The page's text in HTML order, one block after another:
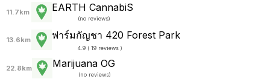
11.7km EARTH CannabiS
(no reviews)
13.6km ฟาร์มกัญชา 420 Forest Park
4.9 ( 19 reviews )
22.8km Marijuana OG
(no reviews)